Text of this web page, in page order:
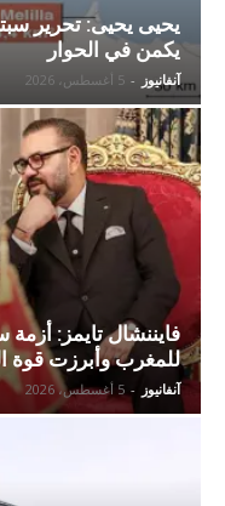
يحيى يحيى: تحرير
يكمن في الحوار
آنفانيوز - 5 أغسطس، 2026
فايننشال تايمز:
للمغرب وأبرزت قوة
آنفانيوز - 5 أغسطس، 2026